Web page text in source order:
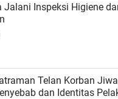
Jalani Inspeksi Higiene
Telan Korban
dan Identitas